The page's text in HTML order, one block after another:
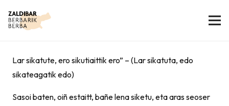
Lar sikatute, ero sikutiaittik ero” – (Lar sikatuta, edo
sikateagatik edo)
Sasoi baten, oiñ estaitt, bañe lena siketu, eta aras seoser